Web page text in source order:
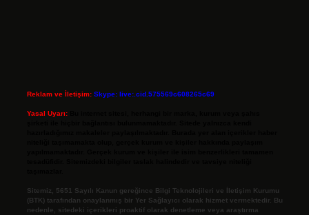
Reklam ve İletişim: Skype: live:.cid.575569c608265c69
Yasal Uyarı:
Sitemiz, 5651 Sayılı Kanun gereğince Bilgi Teknolojileri ve İletişim Kurumu
(BTK) tarafından onaylanmış bir Yer Sağlayıcı olarak hizmet vermektedir. Bu
nedenle, sitedeki içerikleri proaktif olarak denetleme veya araştırma